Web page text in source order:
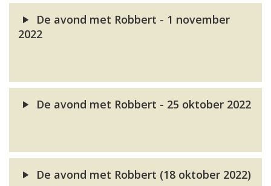
De avond met Robbert - 1 november
2022
De avond met Robbert - 25 oktober 2022
De avond met Robbert (18 oktober 2022)